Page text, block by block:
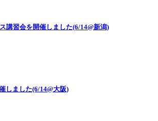
講習会を開催しました(6/14@新潟)
しました(6/14@大阪)